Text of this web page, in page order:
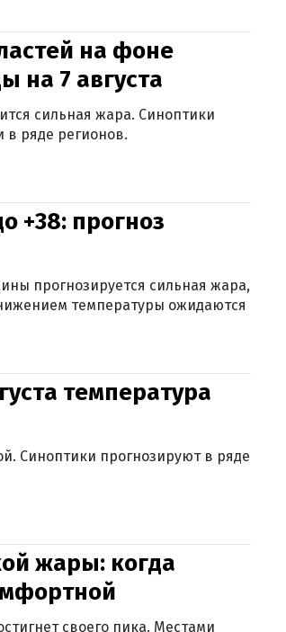
на фоне
на 7 августа
сильная жара. Синоптики
в ряде регионов.
+38: прогноз
прогнозируется сильная жара,
температуры ожидаются
температура
Синоптики прогнозируют в ряде
жары: когда
своего пика. Местами